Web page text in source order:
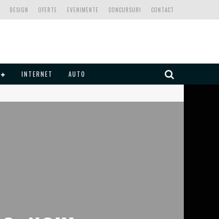
CONTACT
CONCURSURI
EVENIMENTE
OFERTE
DESIGN
INTERNET AUTO